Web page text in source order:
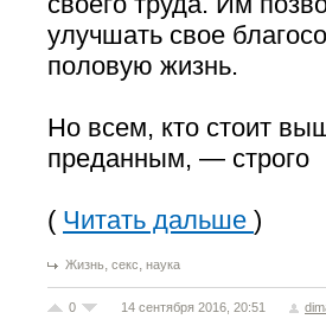
улучшать свое
половую жизнь.
Но всем, кто стоит
преданным, — строго
( Читать дальше )
Жизнь, секс, наука
0 14 сентября 2016, 20:51